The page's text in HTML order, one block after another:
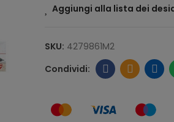
Aggiungi alla lista dei
SKU: 4279861M2